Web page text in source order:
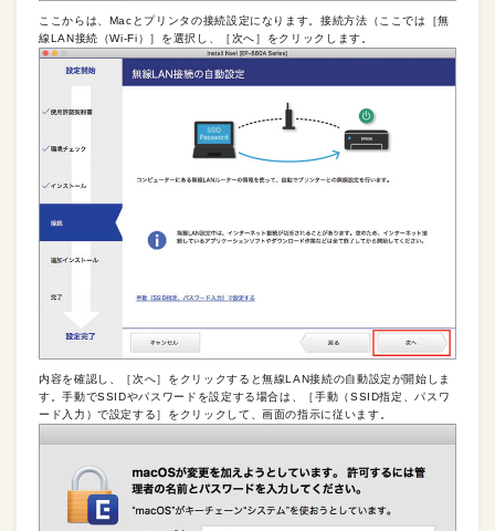
ここからは、Macとプリンタの接続設定になります。接続方法（ここでは［無
線LAN接続（Wi-Fi）］を選択し、［次へ］をクリックします。
内容を確認し、［次へ］をクリックすると無線LAN接続の自動設定が開始しま
す。手動でSSIDやパスワードを設定する場合は、［手動（SSID指定、パスワ
ード入力）で設定する］をクリックして、画面の指示に従います。